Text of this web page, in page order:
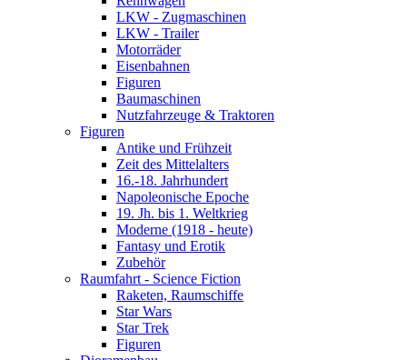
LKW - Zugmaschinen
LKW - Trailer
Motorräder
Eisenbahnen
Figuren
Baumaschinen
Nutzfahrzeuge & Traktoren
Figuren
Antike und Frühzeit
Zeit des Mittelalters
16.-18. Jahrhundert
Napoleonische Epoche
19. Jh. bis 1. Weltkrieg
Moderne (1918 - heute)
Fantasy und Erotik
Zubehör
Raumfahrt - Science Fiction
Raketen, Raumschiffe
Star Wars
Star Trek
Figuren